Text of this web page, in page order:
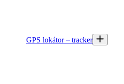
GPS lokátor – tracker